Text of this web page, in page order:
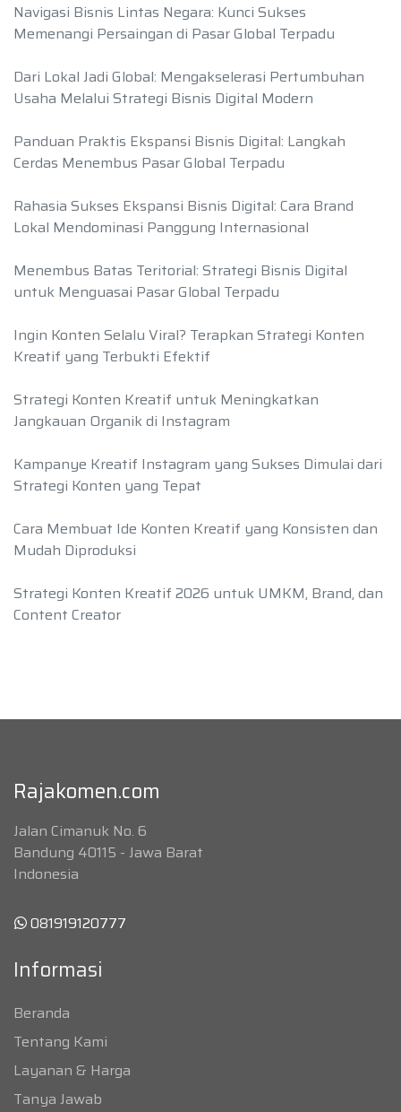
Navigasi Bisnis Lintas Negara: Kunci Sukses
Memenangi Persaingan di Pasar Global Terpadu
Dari Lokal Jadi Global: Mengakselerasi Pertumbuhan
Usaha Melalui Strategi Bisnis Digital Modern
Panduan Praktis Ekspansi Bisnis Digital: Langkah
Cerdas Menembus Pasar Global Terpadu
Rahasia Sukses Ekspansi Bisnis Digital: Cara Brand
Lokal Mendominasi Panggung Internasional
Menembus Batas Teritorial: Strategi Bisnis Digital
untuk Menguasai Pasar Global Terpadu
Ingin Konten Selalu Viral? Terapkan Strategi Konten
Kreatif yang Terbukti Efektif
Strategi Konten Kreatif untuk Meningkatkan
Jangkauan Organik di Instagram
Kampanye Kreatif Instagram yang Sukses Dimulai dari
Strategi Konten yang Tepat
Cara Membuat Ide Konten Kreatif yang Konsisten dan
Mudah Diproduksi
Strategi Konten Kreatif 2026 untuk UMKM, Brand, dan
Content Creator
Rajakomen.com
Jalan Cimanuk No. 6
Bandung 40115 - Jawa Barat
Indonesia
081919120777
Informasi
Beranda
Tentang Kami
Layanan & Harga
Tanya Jawab